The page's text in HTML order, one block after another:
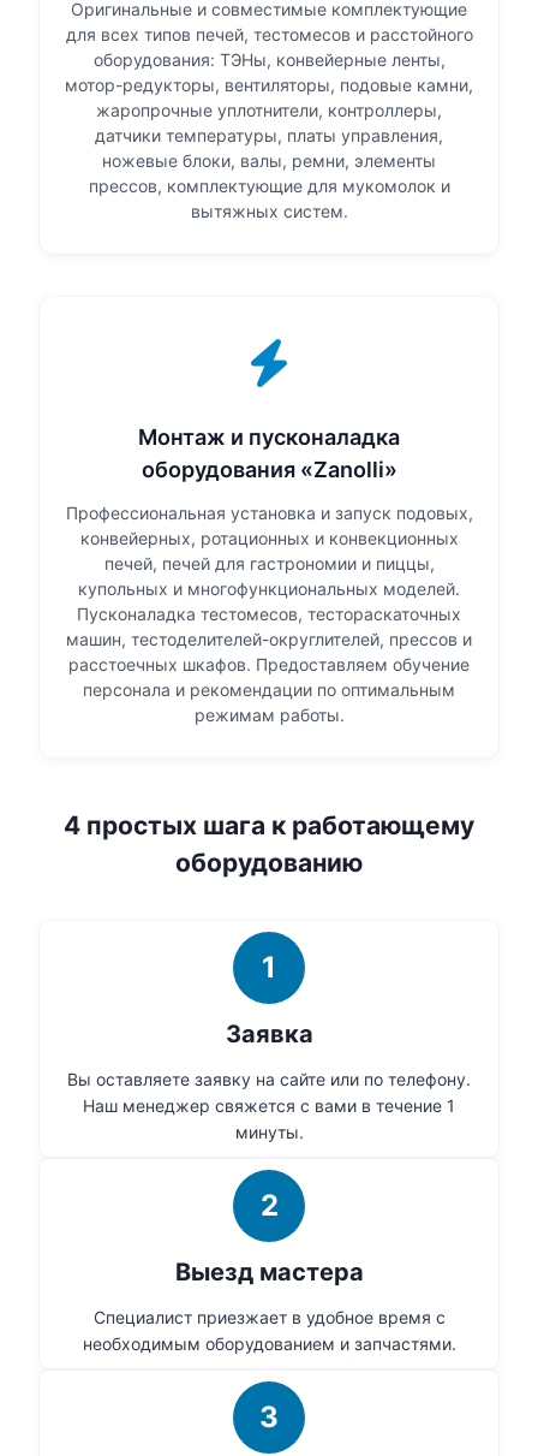
Оригинальные и совместимые комплектующие
для всех типов печей, тестомесов и расстойного
оборудования: ТЭНы, конвейерные ленты,
мотор-редукторы, вентиляторы, подовые камни,
жаропрочные уплотнители, контроллеры,
датчики температуры, платы управления,
ножевые блоки, валы, ремни, элементы
прессов, комплектующие для мукомолок и
вытяжных систем.
Монтаж и пусконаладка
оборудования «Zanolli»
Профессиональная установка и запуск подовых,
конвейерных, ротационных и конвекционных
печей, печей для гастрономии и пиццы,
купольных и многофункциональных моделей.
Пусконаладка тестомесов, тестораскаточных
машин, тестоделителей-округлителей, прессов и
расстоечных шкафов. Предоставляем обучение
персонала и рекомендации по оптимальным
режимам работы.
4 простых шага к работающему
оборудованию
1
Заявка
Вы оставляете заявку на сайте или по телефону.
Наш менеджер свяжется с вами в течение 1
минуты.
2
Выезд мастера
Специалист приезжает в удобное время с
необходимым оборудованием и запчастями.
3